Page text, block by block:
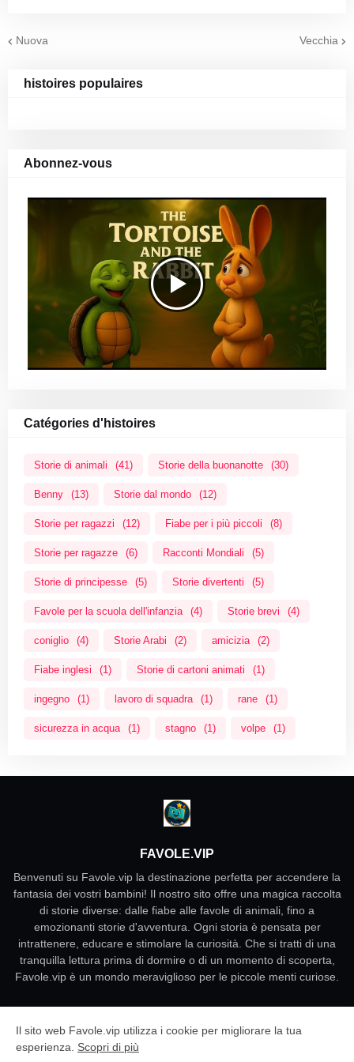
Nuova Vecchia
histoires populaires
Abonnez-vous
Catégories d'histoires
Storie di animali (41) Storie della buonanotte (30)
Benny (13) Storie dal mondo (12)
Storie per ragazzi (12) Fiabe per i più piccoli (8)
Storie per ragazze (6) Racconti Mondiali (5)
Storie di principesse (5) Storie divertenti (5)
Favole per la scuola dell'infanzia (4) Storie brevi (4)
coniglio (4) Storie Arabi (2) amicizia (2)
Fiabe inglesi (1) Storie di cartoni animati (1)
ingegno (1) lavoro di squadra (1) rane (1)
sicurezza in acqua (1) stagno (1) volpe (1)
FAVOLE.VIP
Benvenuti su Favole.vip la destinazione perfetta per accendere la
fantasia dei vostri bambini! Il nostro sito offre una magica raccolta
di storie diverse: dalle fiabe alle favole di animali, fino a
emozionanti storie d'avventura. Ogni storia è pensata per
intrattenere, educare e stimolare la curiosità. Che si tratti di una
tranquilla lettura prima di dormire o di un momento di scoperta,
Favole.vip è un mondo meraviglioso per le piccole menti curiose.
Tous droits réservés © 2025 Hikayat.net - Contes et Histoires
Il sito web Favole.vip utilizza i cookie per migliorare la tua
esperienza. Scopri di più